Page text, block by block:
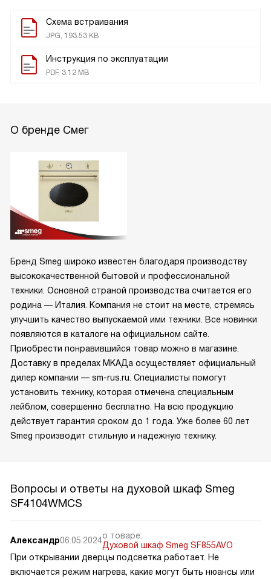
Схема встраивания
JPG, 193.53 KB
Инструкция по эксплуатации
PDF, 3.12 MB
О бренде Смег
Бренд Smeg широко известен благодаря производству
высококачественной бытовой и профессиональной
техники. Основной страной производства считается его
родина — Италия. Компания не стоит на месте, стремясь
улучшить качество выпускаемой ими техники. Все новинки
появляются в каталоге на официальном сайте.
Приобрести понравившийся товар можно в магазине.
Доставку в пределах МКАДа осуществляет официальный
дилер компании — sm-rus.ru. Специалисты помогут
установить технику, которая отмечена специальным
лейблом, совершенно бесплатно. На всю продукцию
действует гарантия сроком до 1 года. Уже более 60 лет
Smeg производит стильную и надежную технику.
Вопросы и ответы на духовой шкаф Smeg
SF4104WMCS
Александр06.05.2024о товаре:
Духовой шкаф Smeg SF855AVO
При открывании дверцы подсветка работает. Не
включается режим нагрева, какие могут быть нюансы или